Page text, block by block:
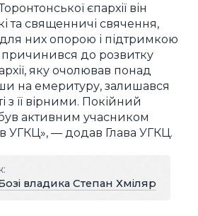
єпархії він
та священничі свячення,
них опорою і підтримкою
причинився до розвитку
яку очолював понад
на емеритуру, залишався
з її вірними. Покійний
активним учасником
УГКЦ», — додав Глава УГКЦ.
владика Степан Хміляр